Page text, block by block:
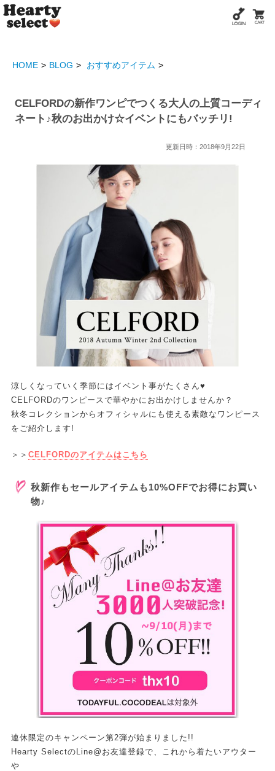
HOME BLOG おすすめアイテム
CELFORDの新作ワンピでつくる大人の上質コーディ
ネート♪秋のお出かけ☆イベントにもバッチリ!
更新日時：2018年9月22日
涼しくなっていく季節にはイベント事がたくさん♥
CELFORDのワンピースで華やかにお出かけしませんか？
秋冬コレクションからオフィシャルにも使える素敵なワンピース
をご紹介します!
＞＞ CELFORDのアイテムはこちら
秋新作もセールアイテムも10%OFFでお得にお買い
物♪
連休限定のキャンペーン第2弾が始まりました!!
Hearty SelectのLine@お友達登録で、これから着たいアウター
や